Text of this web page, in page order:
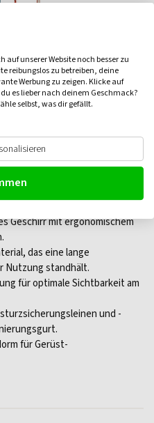
Geschirr mit ergonomischem
das eine lange
Nutzung standhält.
für optimale Sichtbarkeit am
und -
für Gerüst-
auf unserer Website noch besser zu
reibungslos zu betreiben, deine
Werbung zu zeigen. Klicke auf
es lieber nach deinem Geschmack?
selbst, was dir gefällt.